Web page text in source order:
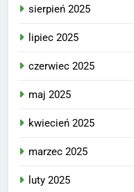
sierpień 2025
lipiec 2025
czerwiec 2025
maj 2025
kwiecień 2025
marzec 2025
luty 2025